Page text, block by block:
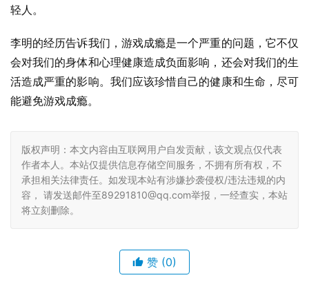
轻人。
李明的经历告诉我们，游戏成瘾是一个严重的问题，它不仅
会对我们的身体和心理健康造成负面影响，还会对我们的生
活造成严重的影响。我们应该珍惜自己的健康和生命，尽可
能避免游戏成瘾。
版权声明：本文内容由互联网用户自发贡献，该文观点仅代表
作者本人。本站仅提供信息存储空间服务，不拥有所有权，不
承担相关法律责任。如发现本站有涉嫌抄袭侵权/违法违规的内
容， 请发送邮件至89291810@qq.com举报，一经查实，本站
将立刻删除。
赞 (0)